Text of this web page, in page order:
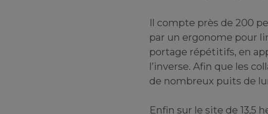
Il compte près de 200
par un ergonome pour
portage répétitifs, en
l’inverse. Afin que les
de nombreux puits de
Enfin sur le site de 13,5